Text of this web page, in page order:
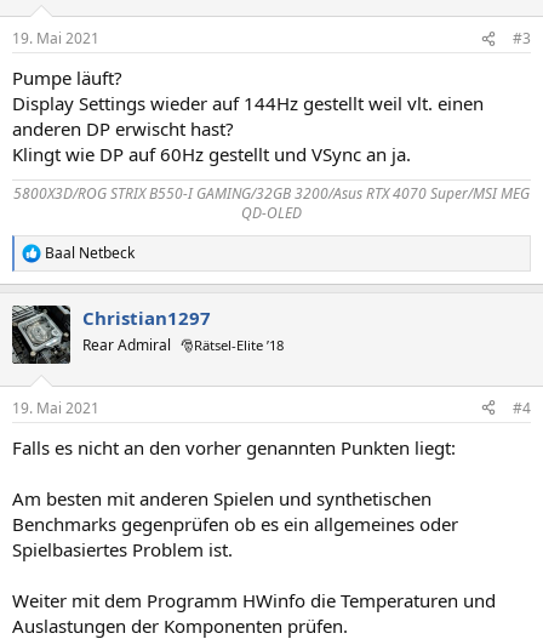
e
:
19. Mai 2021 #3
Pumpe läuft?
Display Settings wieder auf 144Hz gestellt weil vlt. einen
anderen DP erwischt hast?
Klingt wie DP auf 60Hz gestellt und VSync an ja.
5800X3D/ROG STRIX B550-I GAMING/32GB 3200/Asus RTX 4070 Super/MSI MEG
QD-OLED
R
e
k
t
i
e
:
Baal Netbeck
Christian1297
Rear Admiral 🎅Rätsel-Elite ’18
19. Mai 2021 #4
Falls es nicht an den vorher genannten Punkten liegt:
Am besten mit anderen Spielen und synthetischen
Benchmarks gegenprüfen ob es ein allgemeines oder
Spielbasiertes Problem ist.
Weiter mit dem Programm HWinfo die Temperaturen und
Auslastungen der Komponenten prüfen.